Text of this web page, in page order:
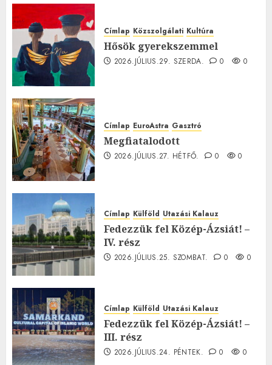
Címlap Közszolgálati Kultúra
Hősök gyerekszemmel
2026.JÚLIUS.29. SZERDA. 0 0
Címlap EuroAstra Gasztró
Megfiatalodott
2026.JÚLIUS.27. HÉTFŐ. 0 0
Címlap Külföld Utazási Kalauz
Fedezzük fel Közép-Ázsiát! –
IV. rész
2026.JÚLIUS.25. SZOMBAT. 0 0
Címlap Külföld Utazási Kalauz
Fedezzük fel Közép-Ázsiát! –
III. rész
2026.JÚLIUS.24. PÉNTEK. 0 0